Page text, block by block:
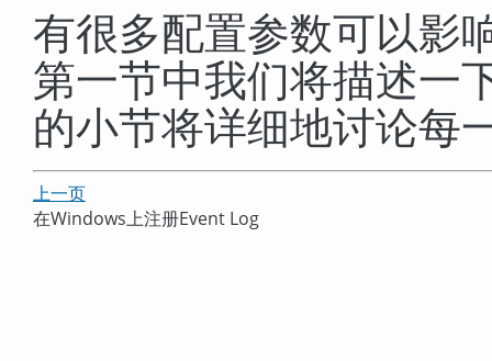
有很多配置参数可以影
第一节中我们将描述一
的小节将详细地讨论每
上一页
在Windows上注册Event Log